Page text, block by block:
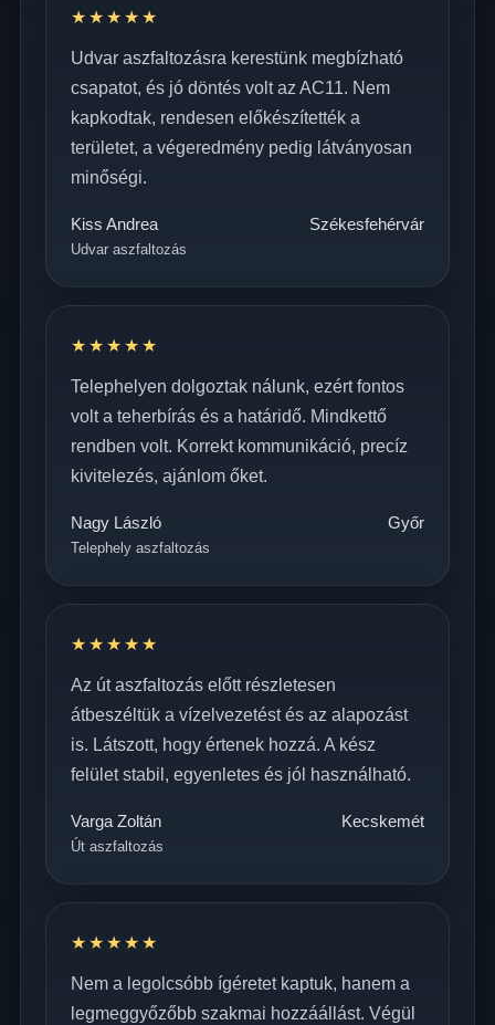
★★★★★
Udvar aszfaltozásra kerestünk megbízható
csapatot, és jó döntés volt az AC11. Nem
kapkodtak, rendesen előkészítették a
területet, a végeredmény pedig látványosan
minőségi.
Kiss Andrea
Udvar aszfaltozás
Székesfehérvár
★★★★★
Telephelyen dolgoztak nálunk, ezért fontos
volt a teherbírás és a határidő. Mindkettő
rendben volt. Korrekt kommunikáció, precíz
kivitelezés, ajánlom őket.
Nagy László
Telephely aszfaltozás
Győr
★★★★★
Az út aszfaltozás előtt részletesen
átbeszéltük a vízelvezetést és az alapozást
is. Látszott, hogy értenek hozzá. A kész
felület stabil, egyenletes és jól használható.
Varga Zoltán
Út aszfaltozás
Kecskemét
★★★★★
Nem a legolcsóbb ígéretet kaptuk, hanem a
legmeggyőzőbb szakmai hozzáállást. Végül